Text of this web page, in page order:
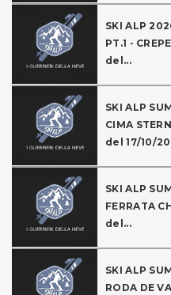
SKI ALP
PT.1 -
del...
SKI ALP
CIMA
del 17/10/
SKI ALP
FERRATA
del...
SKI ALP
RODA DE